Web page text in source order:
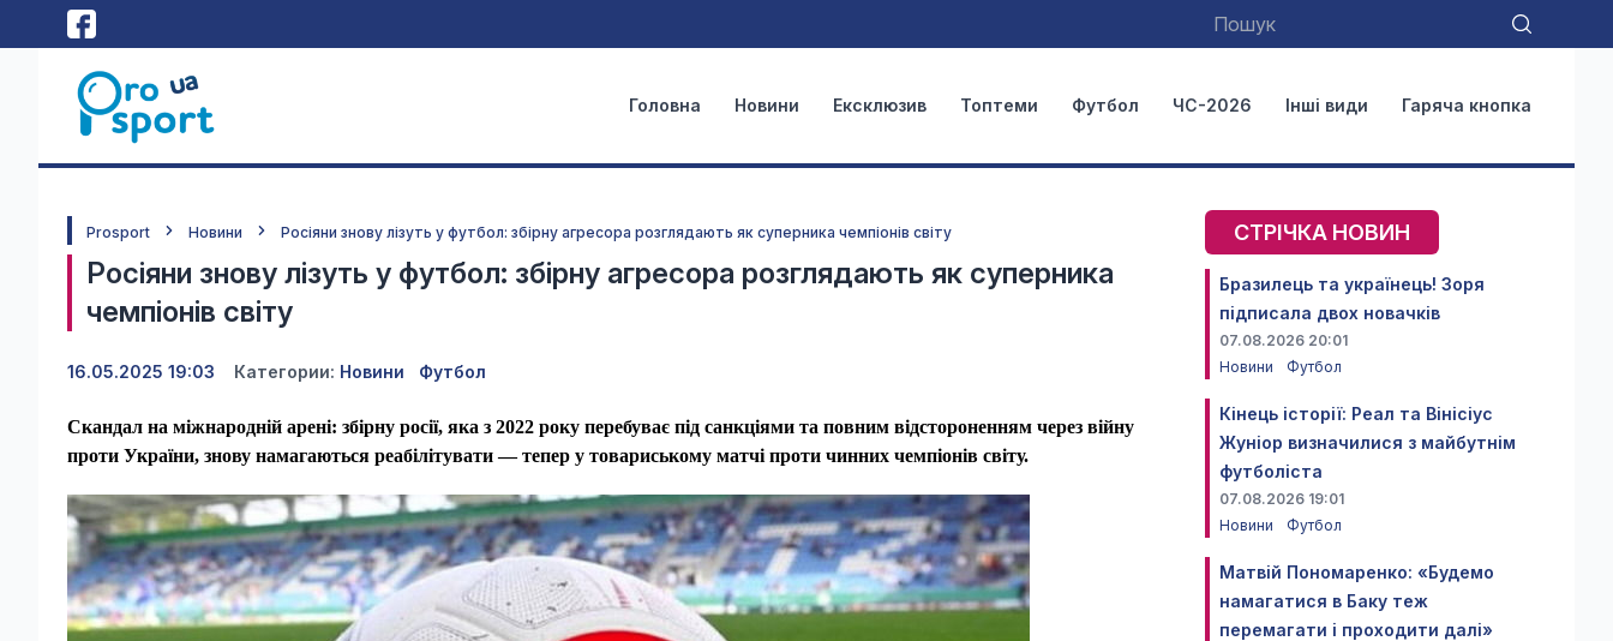
Головна Новини Ексклюзив Топтеми Футбол ЧС-2026 Інші види Гаряча кнопка
Prosport Новини Росіяни знову лізуть у футбол: збірну агресора розглядають як суперника чемпіонів світу
Росіяни знову лізуть у футбол: збірну агресора розглядають як суперника
чемпіонів світу
16.05.2025 19:03 Категории: Новини Футбол
Скандал на міжнародній арені: збірну росії, яка з 2022 року перебуває під санкціями та повним відстороненням через війну
проти України, знову намагаються реабілітувати — тепер у товариському матчі проти чинних чемпіонів світу.
СТРІЧКА НОВИН
Бразилець та українець! Зоря
підписала двох новачків
07.08.2026 20:01
Новини
Футбол
Кінець історії: Реал та Вінісіус
Жуніор визначилися з майбутнім
футболіста
07.08.2026 19:01
Новини
Футбол
Матвій Пономаренко: «Будемо
намагатися в Баку теж
перемагати і проходити далі»